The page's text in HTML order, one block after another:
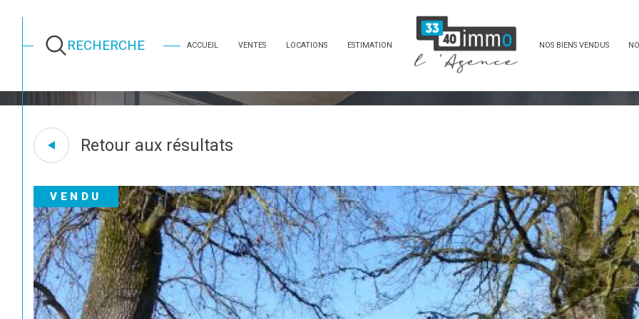
ACCUEIL VENTES LOCATIONS ESTIMATION NOS BIENS VENDUS
RECHERCHE
AGENCE IMMOBILIÈRE À SALLES TRADITIONNELLE AU CALME
Retour aux résultats
VENDU